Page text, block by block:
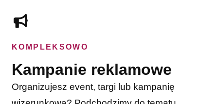
KOMPLEKSOWO
Kampanie reklamowe
Organizujesz event, targi lub kampanię